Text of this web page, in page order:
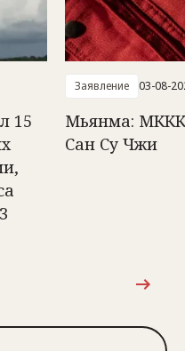
15
Заявление 03-08-
Мьянма:
Сан Су Чжи